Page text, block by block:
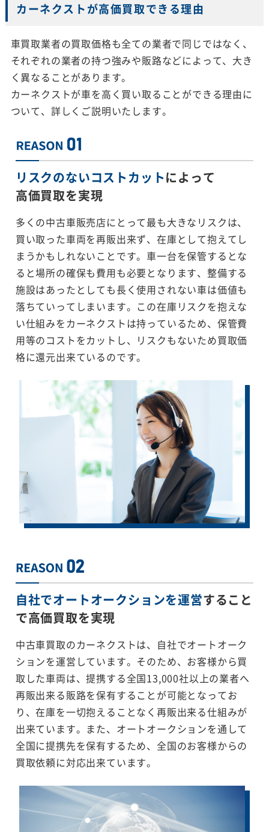
カーネクストが高価買取できる理由
車買取業者の買取価格も全ての業者で同じではなく、
それぞれの業者の持つ強みや販路などによって、大き
く異なることがあります。
カーネクストが車を高く買い取ることができる理由に
ついて、詳しくご説明いたします。
リスクのないコストカットによって
高価買取を実現
多くの中古車販売店にとって最も大きなリスクは、
買い取った車両を再販出来ず、在庫として抱えてし
まうかもしれないことです。車一台を保管するとな
ると場所の確保も費用も必要となります、整備する
施設はあったとしても長く使用されない車は価値も
落ちていってしまいます。この在庫リスクを抱えな
い仕組みをカーネクストは持っているため、保管費
用等のコストをカットし、リスクもないため買取価
格に還元出来ているのです。
自社でオートオークションを運営すること
で高価買取を実現
中古車買取のカーネクストは、自社でオートオーク
ションを運営しています。そのため、お客様から買
取した車両は、提携する全国13,000社以上の業者へ
再販出来る販路を保有することが可能となってお
り、在庫を一切抱えることなく再販出来る仕組みが
出来ています。また、オートオークションを通して
全国に提携先を保有するため、全国のお客様からの
買取依頼に対応出来ています。